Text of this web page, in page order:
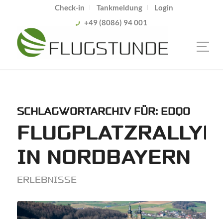
Check-in Tankmeldung
Login
+49 (8086) 94 001
SCHLAGWORTARCHIV FÜR: EDQO
FLUGPLATZRALLYE
IN NORDBAYERN
ERLEBNISSE